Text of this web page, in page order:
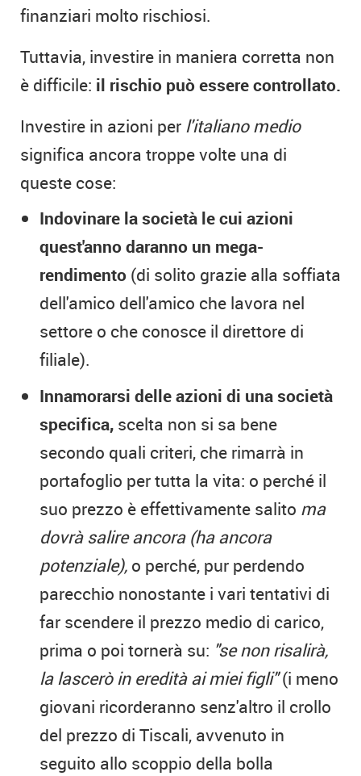
finanziari molto rischiosi.
Tuttavia, investire in maniera corretta non
è difficile: il rischio può essere controllato.
Investire in azioni per l'italiano medio
significa ancora troppe volte una di
queste cose:
Indovinare la società le cui azioni
quest'anno daranno un mega-
rendimento (di solito grazie alla soffiata
dell'amico dell'amico che lavora nel
settore o che conosce il direttore di
filiale).
Innamorarsi delle azioni di una società
specifica, scelta non si sa bene
secondo quali criteri, che rimarrà in
portafoglio per tutta la vita: o perché il
suo prezzo è effettivamente salito ma
dovrà salire ancora (ha ancora
potenziale), o perché, pur perdendo
parecchio nonostante i vari tentativi di
far scendere il prezzo medio di carico,
prima o poi tornerà su: "se non risalirà,
la lascerò in eredità ai miei figli"(i meno
giovani ricorderanno senz'altro il crollo
del prezzo di Tiscali, avvenuto in
seguito allo scoppio della bolla